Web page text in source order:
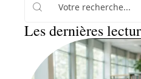
Les dernières